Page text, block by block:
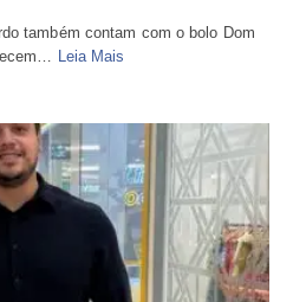
também contam com o bolo Dom
Leia Mais